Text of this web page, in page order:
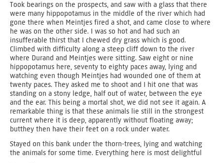
Took bearings on the prospects, and saw with a glass that there
were many hippopotamus in the middle of the river which had
gone there when Meintjes fired a shot, and came close to where
he was on the other side. I was so hot and had such an
insufferable thirst that I chewed dry grass which is good.
Climbed with difficulty along a steep cliff down to the river
where Durand and Meintjes were sitting. Saw eight or nine
hippopotamus here, seventy to eighty paces away, lying and
watching even though Meintjes had wounded one of them at
twenty paces. They asked me to shoot and I hit one that was
standing on a stony ledge, half out of water, between the eye
and the ear. This being a mortal shot, we did not see it again. A
remarkable thing is that these animals lie still in the strongest
current where it is deep, apparently without floating away;
butthey then have their feet on a rock under water.
Stayed on this bank under the thorn-trees, lying and watching
the animals for some time. Everything here is most delightful